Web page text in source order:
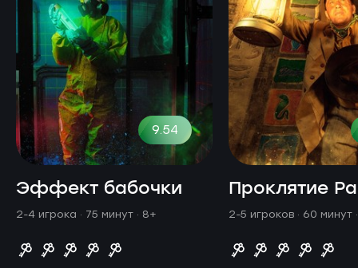
9.54
Эффект бабочки
2-4 игрока · 75 минут · 8+
Проклятие
2-5 игроков · 60 минут